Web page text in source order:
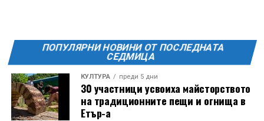
ПОПУЛЯРНИ НОВИНИ ОТ ПОСЛЕДНАТА
СЕДМИЦА
КУЛТУРА преди 5 дни
30 участници усвоиха майсторството
на традиционните пещи и огнища в
Етър-а